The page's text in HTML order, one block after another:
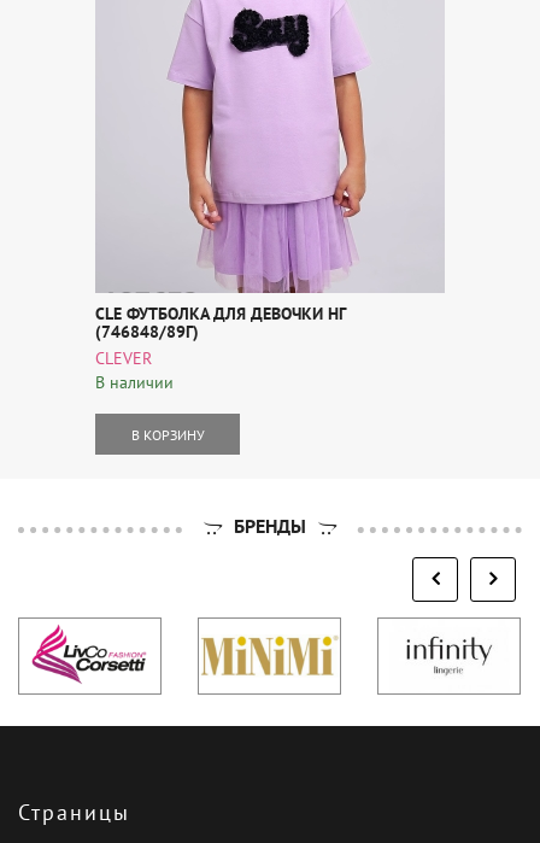
CLE ФУТБОЛКА ДЛЯ ДЕВОЧКИ НГ
(746848/89Г)
CLEVER
В наличии
В КОРЗИНУ
БРЕНДЫ
Страницы